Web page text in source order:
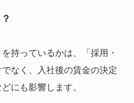
持っているかは、「採用・
なく、入社後の賃金の決定
にも影響します。